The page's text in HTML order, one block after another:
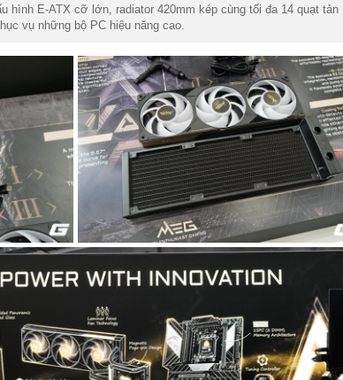
hình E-ATX cỡ lớn, radiator 420mm kép cùng tối đa 14 quạt tản
vụ những bộ PC hiệu năng cao.